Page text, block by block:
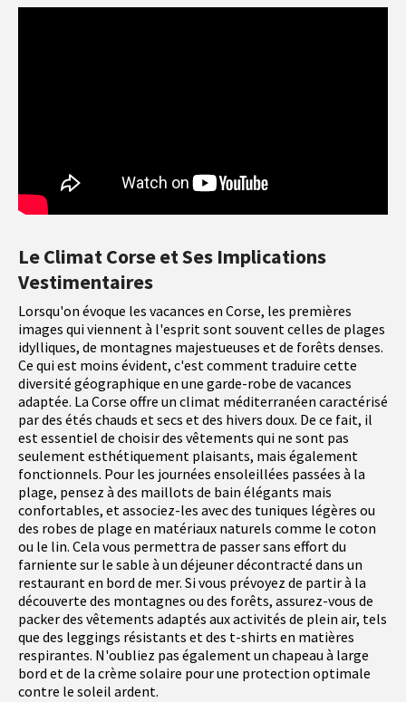
Le Climat Corse et Ses Implications
Vestimentaires
Lorsqu'on évoque les vacances en Corse, les premières
images qui viennent à l'esprit sont souvent celles de plages
idylliques, de montagnes majestueuses et de forêts denses.
Ce qui est moins évident, c'est comment traduire cette
diversité géographique en une garde-robe de vacances
adaptée. La Corse offre un climat méditerranéen caractérisé
par des étés chauds et secs et des hivers doux. De ce fait, il
est essentiel de choisir des vêtements qui ne sont pas
seulement esthétiquement plaisants, mais également
fonctionnels. Pour les journées ensoleillées passées à la
plage, pensez à des maillots de bain élégants mais
confortables, et associez-les avec des tuniques légères ou
des robes de plage en matériaux naturels comme le coton
ou le lin. Cela vous permettra de passer sans effort du
farniente sur le sable à un déjeuner décontracté dans un
restaurant en bord de mer. Si vous prévoyez de partir à la
découverte des montagnes ou des forêts, assurez-vous de
packer des vêtements adaptés aux activités de plein air, tels
que des leggings résistants et des t-shirts en matières
respirantes. N'oubliez pas également un chapeau à large
bord et de la crème solaire pour une protection optimale
contre le soleil ardent.